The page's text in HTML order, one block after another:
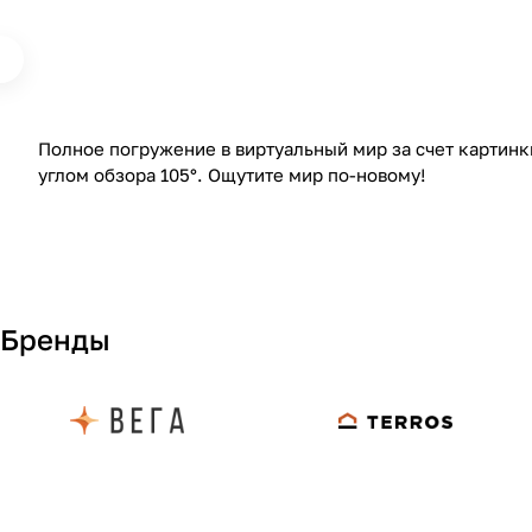
Полное погружение в виртуальный мир за счет
углом обзора 105°. Ощутите мир по-новому!
Бренды